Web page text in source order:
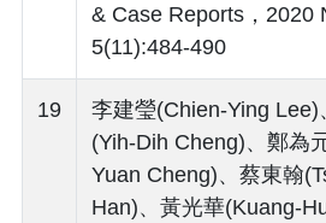
& Case Reports，2020
5(11):484-490
19
李建瑩(Chien-Ying Lee)
(Yih-Dih Cheng)、鄭為
Yuan Cheng)、蔡東翰
Han)、黃光華(Kuang-